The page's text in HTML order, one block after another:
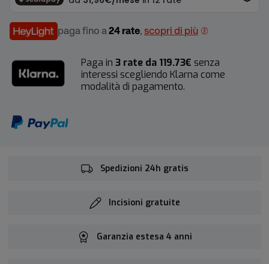
paga fino a 24 rate, scopri di più
Paga in 3 rate da 119.73€ senza
interessi scegliendo Klarna come
modalità di pagamento.
Spedizioni 24h gratis
Incisioni gratuite
Garanzia estesa 4 anni